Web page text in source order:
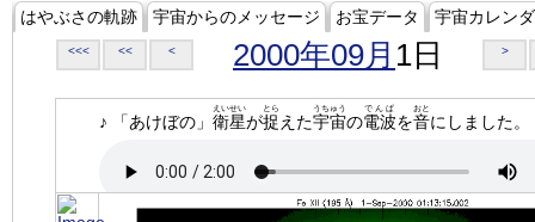
はやぶさの軌跡 宇宙からのメッセージ お宝データ 宇宙カレン
<<< << < 2000年09月 1日 >
♪ 「あけぼの」 衛星
えいせい
が捉
とら
えた宇宙
うちゅう
の電波
でんぱ
を音
おと
にしました。